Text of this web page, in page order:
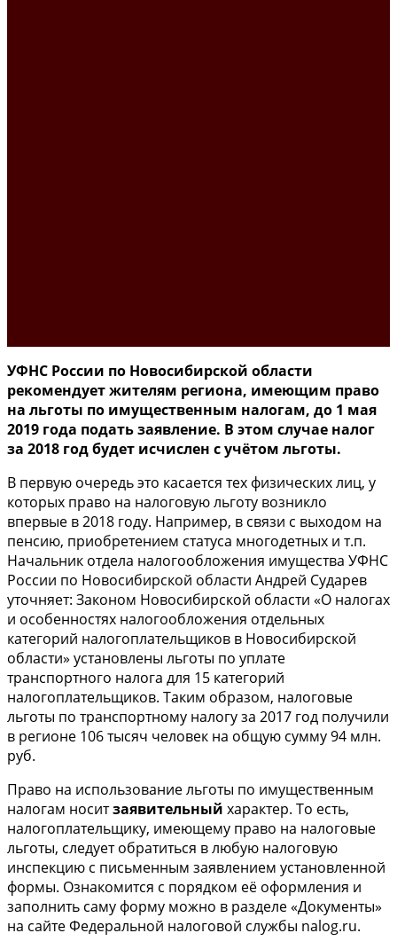
УФНС России по Новосибирской области
рекомендует жителям региона, имеющим право
на льготы по имущественным налогам, до 1 мая
2019 года подать заявление. В этом случае налог
за 2018 год будет исчислен с учётом льготы.
В первую очередь это касается тех физических лиц, у
которых право на налоговую льготу возникло
впервые в 2018 году. Например, в связи с выходом на
пенсию, приобретением статуса многодетных и т.п.
Начальник отдела налогообложения имущества УФНС
России по Новосибирской области Андрей Сударев
уточняет: Законом Новосибирской области «О налогах
и особенностях налогообложения отдельных
категорий налогоплательщиков в Новосибирской
области» установлены льготы по уплате
транспортного налога для 15 категорий
налогоплательщиков. Таким образом, налоговые
льготы по транспортному налогу за 2017 год получили
в регионе 106 тысяч человек на общую сумму 94 млн.
руб.
Право на использование льготы по имущественным
налогам носитзаявительный характер. То есть,
налогоплательщику, имеющему право на налоговые
льготы, следует обратиться в любую налоговую
инспекцию с письменным заявлением установленной
формы. Ознакомится с порядком её оформления и
заполнить саму форму можно в разделе «Документы»
на сайте Федеральной налоговой службы nalog.ru.